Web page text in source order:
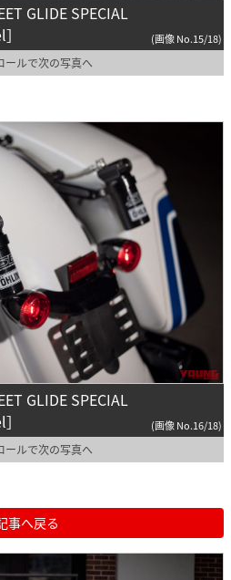
GLIDE SPECIAL
(画像 No.15/18)
ールで次の写真へ
GLIDE SPECIAL
(画像 No.16/18)
ールで次の写真へ
事へ戻る